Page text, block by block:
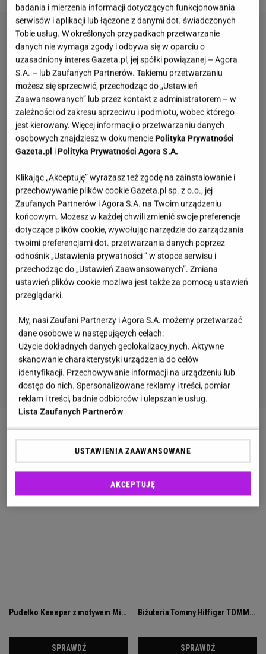
badania i mierzenia informacji dotyczących funkcjonowania
serwisów i aplikacji lub łączone z danymi dot. świadczonych
Tobie usług. W określonych przypadkach przetwarzanie
danych nie wymaga zgody i odbywa się w oparciu o
uzasadniony interes Gazeta.pl, jej spółki powiązanej – Agora
S.A. – lub Zaufanych Partnerów. Takiemu przetwarzaniu
możesz się sprzeciwić, przechodząc do „Ustawień
Zaawansowanych” lub przez kontakt z administratorem – w
zależności od zakresu sprzeciwu i podmiotu, wobec którego
jest kierowany. Więcej informacji o przetwarzaniu danych
osobowych znajdziesz w dokumenciePolityka Prywatności
Gazeta.pl iPolityka Prywatności Agora S.A.
Klikając „Akceptuję” wyrażasz też zgodę na zainstalowanie i
przechowywanie plików cookie Gazeta.pl sp. z o.o., jej
Zaufanych Partnerów i Agora S.A. na Twoim urządzeniu
końcowym. Możesz w każdej chwili zmienić swoje preferencje
dotyczące plików cookie, wywołując narzędzie do zarządzania
twoimi preferencjami dot. przetwarzania danych poprzez
odnośnik „Ustawienia prywatności ” w stopce serwisu i
przechodząc do „Ustawień Zaawansowanych”. Zmiana
ustawień plików cookie możliwa jest także za pomocą ustawień
przeglądarki.
My, nasi Zaufani Partnerzy i Agora S.A. możemy przetwarzać
dane osobowe w następujących celach:
Użycie dokładnych danych geolokalizacyjnych. Aktywne
skanowanie charakterystyki urządzenia do celów
identyfikacji. Przechowywanie informacji na urządzeniu lub
dostęp do nich. Spersonalizowane reklamy i treści, pomiar
reklam i treści, badnie odbiorców i ulepszanie usług.
Lista Zaufanych Partnerów
USTAWIENIA ZAAWANSOWANE
AKCEPTUJĘ